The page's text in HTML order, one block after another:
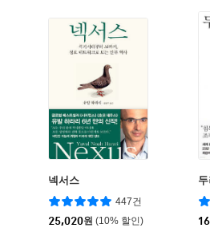
넥서스
447건
25,020원 (10% 할인)